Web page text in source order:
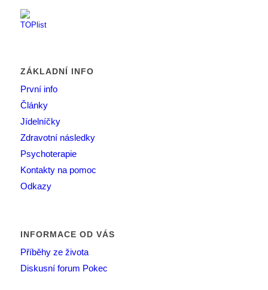
ZÁKLADNÍ INFO
První info
Články
Jídelníčky
Zdravotní následky
Psychoterapie
Kontakty na pomoc
Odkazy
INFORMACE OD VÁS
Příběhy ze života
Diskusní forum Pokec